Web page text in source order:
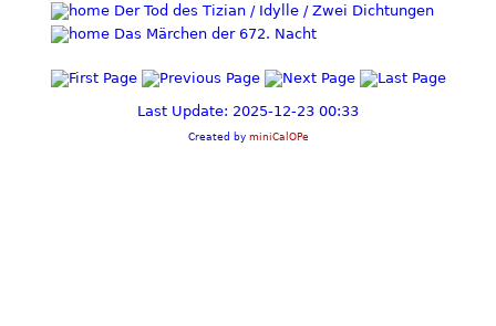
Der Tod des Tizian / Idylle / Zwei Dichtungen
Das Märchen der 672. Nacht
Last Update: 2025-12-23 00:33
Created by miniCalOPe